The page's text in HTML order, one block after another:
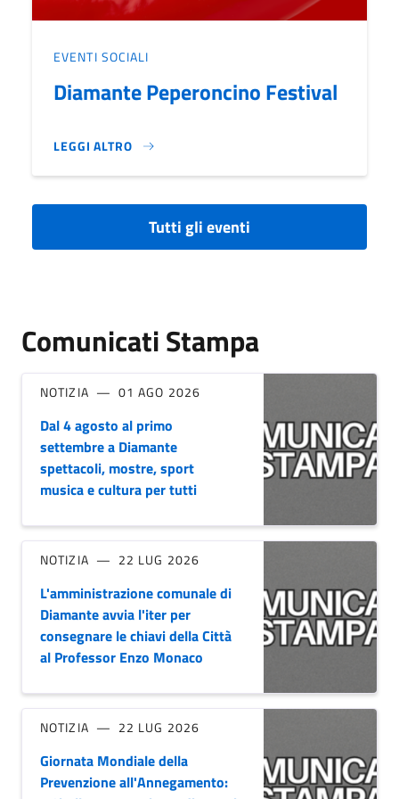
EVENTI SOCIALI
Diamante Peperoncino Festival
LEGGI ALTRO
DIAMANTE PEPERONCINO FESTIVAL}
Tutti gli eventi
Comunicati Stampa
NOTIZIA 01 AGO 2026
Dal 4 agosto al primo
settembre a Diamante
spettacoli, mostre, sport
musica e cultura per tutti
NOTIZIA 22 LUG 2026
L'amministrazione comunale di
Diamante avvia l'iter per
consegnare le chiavi della Città
al Professor Enzo Monaco
NOTIZIA 22 LUG 2026
Giornata Mondiale della
Prevenzione all'Annegamento: